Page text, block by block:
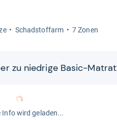
Schad­stoff­arm 7 Zonen
zu nied­rige Basic-​​
Info wird geladen...